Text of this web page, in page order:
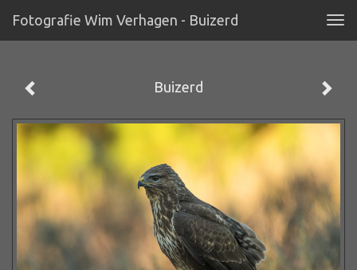
Fotografie Wim Verhagen - Buizerd
Buizerd